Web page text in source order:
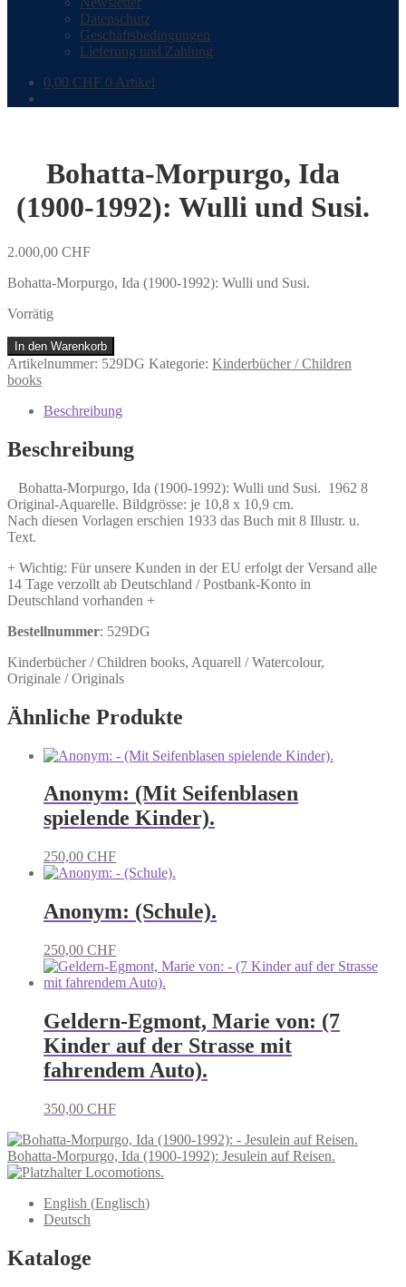
Datenschutz
Geschäftsbedingungen
Lieferung und Zahlung
0,00 CHF 0 Artikel
Bohatta-Morpurgo, Ida
(1900-1992): Wulli und Susi.
2.000,00 CHF
Bohatta-Morpurgo, Ida (1900-1992): Wulli und Susi.
Vorrätig
Bohatta-
Morpurgo,
Ida
1992):
und
Susi.
In den Warenkorb
Artikelnummer: 529DG Kategorie: Kinderbücher / Children
books
Beschreibung
Beschreibung
Bohatta-Morpurgo, Ida (1900-1992): Wulli und Susi. 1962 8
Original-Aquarelle. Bildgrösse: je 10,8 x 10,9 cm.
Nach diesen Vorlagen erschien 1933 das Buch mit 8 Illustr. u.
Text.
+ Wichtig: Für unsere Kunden in der EU erfolgt der Versand alle
14 Tage verzollt ab Deutschland / Postbank-Konto in
Deutschland vorhanden +
Bestellnummer: 529DG
Kinderbücher / Children books, Aquarell / Watercolour,
Originale / Originals
Ähnliche Produkte
Anonym: (Mit Seifenblasen
spielende Kinder).
250,00 CHF
Anonym: (Schule).
250,00 CHF
Geldern-Egmont, Marie von: (7
Kinder auf der Strasse mit
fahrendem Auto).
350,00 CHF
Bohatta-Morpurgo, Ida (1900-1992): Jesulein auf Reisen.
Locomotions.
English (Englisch)
Deutsch
Kataloge